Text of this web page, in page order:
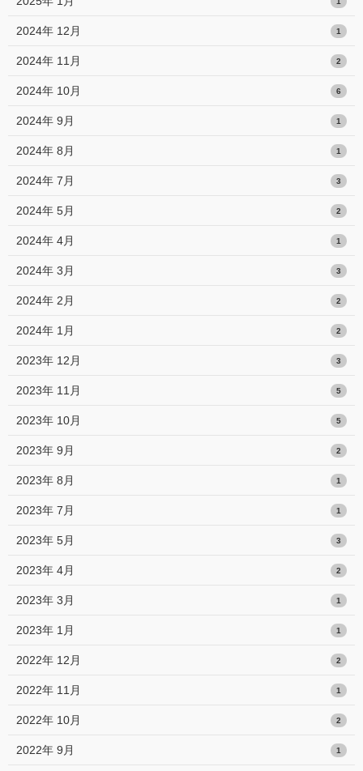
2024年 12月 1
2024年 11月 2
2024年 10月 6
2024年 9月 1
2024年 8月 1
2024年 7月 3
2024年 5月 2
2024年 4月 1
2024年 3月 3
2024年 2月 2
2024年 1月 2
2023年 12月 3
2023年 11月 5
2023年 10月 5
2023年 9月 2
2023年 8月 1
2023年 7月 1
2023年 5月 3
2023年 4月 2
2023年 3月 1
2023年 1月 1
2022年 12月 2
2022年 11月 1
2022年 10月 2
2022年 9月 1